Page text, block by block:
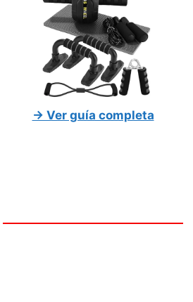
→ Ver guía completa